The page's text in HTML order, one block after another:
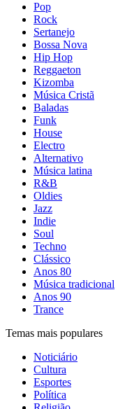
Pop
Rock
Sertanejo
Bossa Nova
Hip Hop
Reggaeton
Kizomba
Música Cristã
Baladas
Funk
House
Electro
Alternativo
Música latina
R&B
Oldies
Jazz
Indie
Soul
Techno
Clássico
Anos 80
Música tradicional
Anos 90
Trance
Temas mais populares
Noticiário
Cultura
Esportes
Política